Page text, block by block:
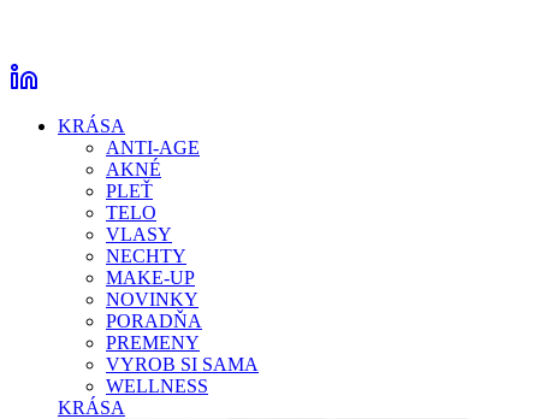
KRÁSA
ANTI-AGE
AKNÉ
PLEŤ
TELO
VLASY
NECHTY
MAKE-UP
NOVINKY
PORADŇA
PREMENY
VYROB SI SAMA
WELLNESS
KRÁSA